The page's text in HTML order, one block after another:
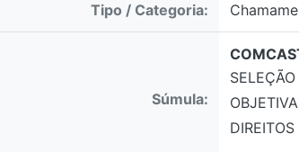
Tipo / Categoria:
Súmula: